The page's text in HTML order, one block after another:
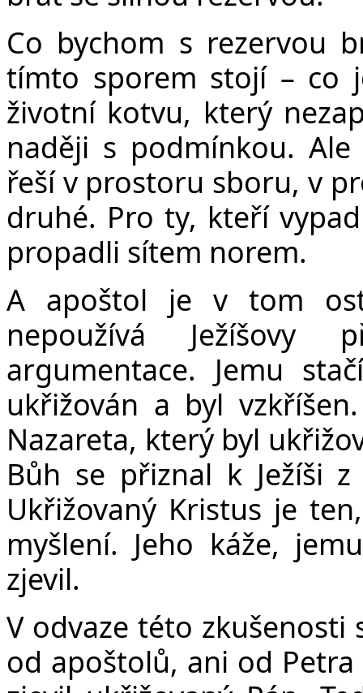
Co bychom s rezervou
tímto sporem stojí – co
životní kotvu, který
naději s podmínkou.
řeší v prostoru sboru, v
druhé. Pro ty, kteří
propadli sítem norem.
A apoštol je v tom
nepoužívá
argumentace. Jemu
ukřižován a byl
Nazareta, který byl
Bůh se přiznal k Ježíši
Ukřižovaný Kristus je
myšlení. Jeho káže,
zjevil.
V odvaze této zkušenosti
od apoštolů, ani od